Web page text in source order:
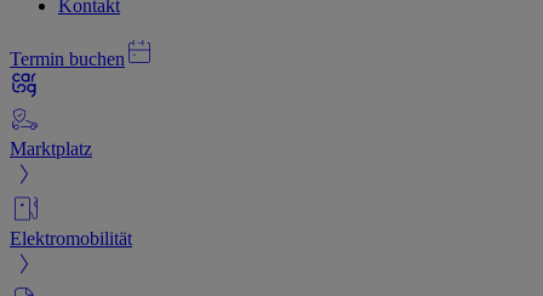
Kontakt
Termin buchen
Marktplatz
Elektromobilität